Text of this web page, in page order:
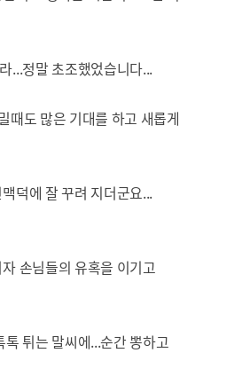
...정말 초조했었습니다...
때도 많은 기대를 하고 새롭게
덕에 잘 꾸려 지더군요...
손님들의 유혹을 이기고
튀는 말씨에...순간 뽕하고